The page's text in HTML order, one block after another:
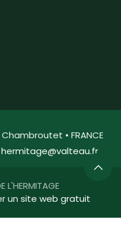
• FRANCE
hermitage@valteau.fr
un site web gratuit